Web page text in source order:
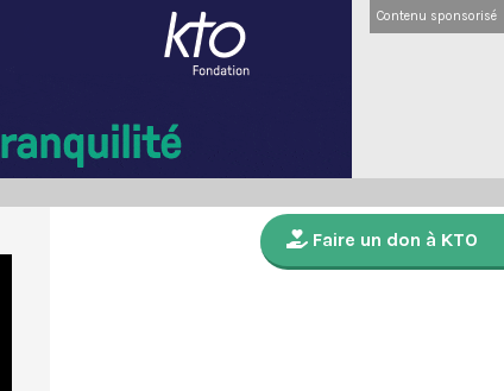
Contenu sponsorisé
Faire un don à KTO